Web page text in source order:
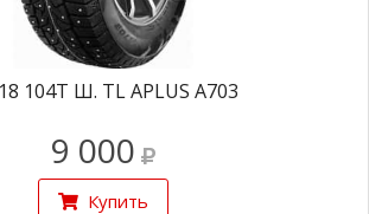
104Т Ш. TL APLUS A703
9 000
Купить